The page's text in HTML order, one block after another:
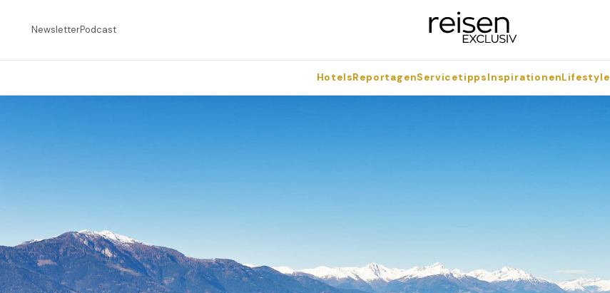
NewsletterPodcast
HotelsReportagenServicetippsInspirationenLifestyle